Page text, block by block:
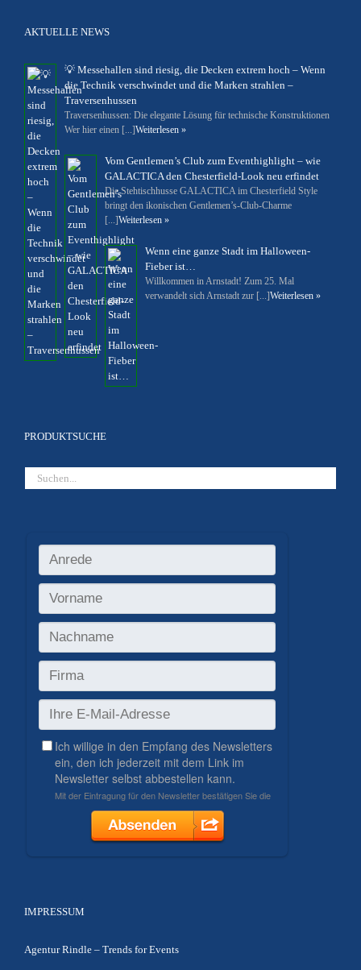
AKTUELLE NEWS
💡 Messehallen sind riesig, die Decken extrem hoch – Wenn
die Technik verschwindet und die Marken strahlen –
Traversenhussen
Traversenhussen: Die elegante Lösung für technische Konstruktionen
Wer hier einen [...]Weiterlesen »
Vom Gentlemen’s Club zum Eventhighlight – wie
GALACTICA den Chesterfield-Look neu erfindet
Die Stehtischhusse GALACTICA im Chesterfield Style
bringt den ikonischen Gentlemen’s-Club-Charme
[...]Weiterlesen »
Wenn eine ganze Stadt im Halloween-
Fieber ist…
Willkommen in Arnstadt! Zum 25. Mal
verwandelt sich Arnstadt zur [...]Weiterlesen »
PRODUKTSUCHE
IMPRESSUM
Agentur Rindle – Trends for Events